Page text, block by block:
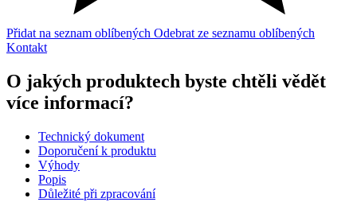
Přidat na seznam oblíbených Odebrat ze seznamu oblíbených
Kontakt
O jakých produktech byste chtěli vědět
více informací?
Technický dokument
Doporučení k produktu
Výhody
Popis
Důležité při zpracování